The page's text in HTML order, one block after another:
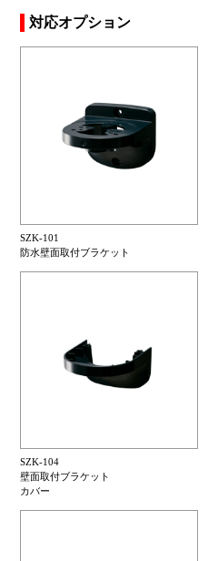
対応オプション
SZK-101
防水壁面取付ブラケット
SZK-104
壁面取付ブラケット
カバー